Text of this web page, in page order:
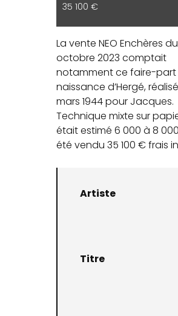
35 100 €
La vente NEO Enchères du
octobre 2023 comptait
notamment ce faire-part
naissance d’Hergé,
mars 1944 pour Jacques.
Technique mixte sur
était estimé 6 000 à 8
été vendu 35 100 € frais
Artiste
Titre